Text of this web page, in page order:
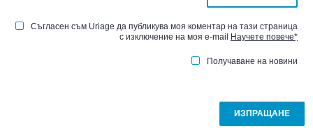
Съгласен съм Uriage да публикува моя коментар на тази страница
с изключение на моя e-mail
Научете повече*
Получаване на новини